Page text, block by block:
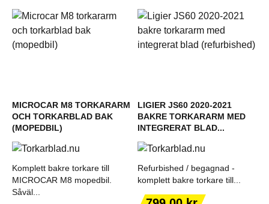
MICROCAR M8 TORKARARM
OCH TORKARBLAD BAK
(MOPEDBIL)
Komplett bakre torkare till
MICROCAR M8 mopedbil.
Såväl...
LIGIER JS60 2020-2021
BAKRE TORKARARM MED
INTEGRERAT BLAD...
Refurbished / begagnad -
komplett bakre torkare till...
Pris